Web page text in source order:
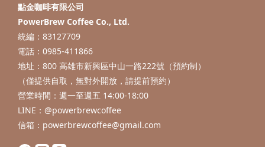
點金咖啡有限公司
PowerBrew Coffee Co., Ltd.
統編：83127709
電話：0985-411866
地址：800 高雄市新興區中山一路222號（預約制）
（僅提供自取，無對外開放，請提前預約）
營業時間：週一至週五 14:00-18:00
LINE：@powerbrewcoffee
信箱：powerbrewcoffee@gmail.com